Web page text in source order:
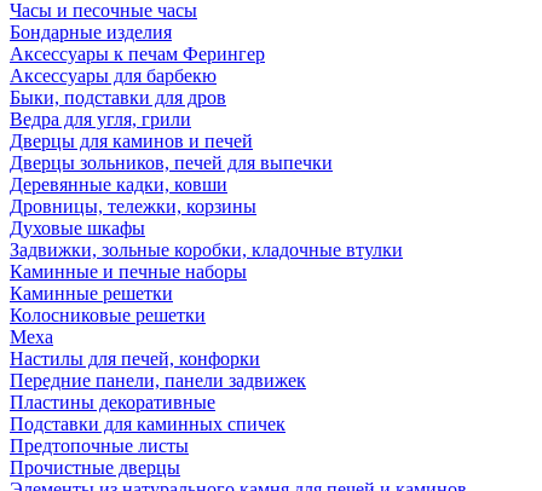
Часы и песочные часы
Бондарные изделия
Аксессуары к печам Ферингер
Аксессуары для барбекю
Быки, подставки для дров
Ведра для угля, грили
Дверцы для каминов и печей
Дверцы зольников, печей для выпечки
Деревянные кадки, ковши
Дровницы, тележки, корзины
Духовые шкафы
Задвижки, зольные коробки, кладочные втулки
Каминные и печные наборы
Каминные решетки
Колосниковые решетки
Меха
Настилы для печей, конфорки
Передние панели, панели задвижек
Пластины декоративные
Подставки для каминных спичек
Предтопочные листы
Прочистные дверцы